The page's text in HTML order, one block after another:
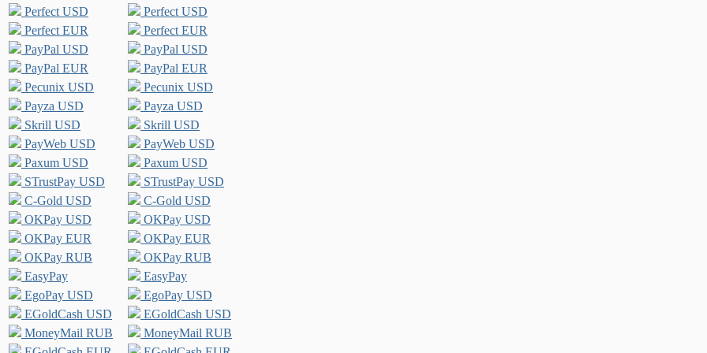
Perfect USD
Perfect USD
Perfect EUR
Perfect EUR
PayPal USD
PayPal USD
PayPal EUR
PayPal EUR
Pecunix USD
Pecunix USD
Payza USD
Payza USD
Skrill USD
Skrill USD
PayWeb USD
PayWeb USD
Paxum USD
Paxum USD
STrustPay USD
STrustPay USD
C-Gold USD
C-Gold USD
OKPay USD
OKPay USD
OKPay EUR
OKPay EUR
OKPay RUB
OKPay RUB
EasyPay
EasyPay
EgoPay USD
EgoPay USD
EGoldCash USD
EGoldCash USD
MoneyMail RUB
MoneyMail RUB